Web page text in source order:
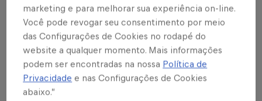
2025 – SPFC 2x2RBB– Paulistão – Gols de Caíque
PRÓXIMO COMPROMISSO
Após o duelo desta quarta-feira (8), o Red Bull
Bragantino volta a campo no dia 14/07, às 15h,
contra o Juventude-RS, no Centro de Performance
marketing e para melhorar sua experiência on-line.
Você pode revogar seu consentimento por meio
das Configurações de Cookies no rodapé do
website a qualquer momento. Mais informações
podem ser encontradas na nossa Política de
Privacidade e nas Configurações de Cookies
abaixo.”